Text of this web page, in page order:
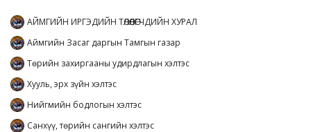
АЙМГИЙН ИРГЭДИЙН ТӨЛӨӨЛӨГЧДИЙН ХУРАЛ
Аймгийн Засаг даргын Тамгын газар
Төрийн захиргааны удирдлагын хэлтэс
Хууль, эрх зүйн хэлтэс
Нийгмийн бодлогын хэлтэс
Санхүү, төрийн сангийн хэлтэс